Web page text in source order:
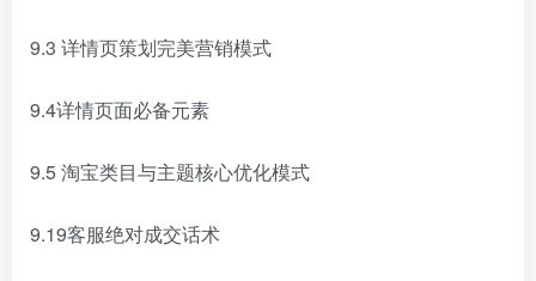
9.3 详情页策划完美营销模式
9.4详情页面必备元素
9.5 淘宝类目与主题核心优化模式
9.19客服绝对成交话术